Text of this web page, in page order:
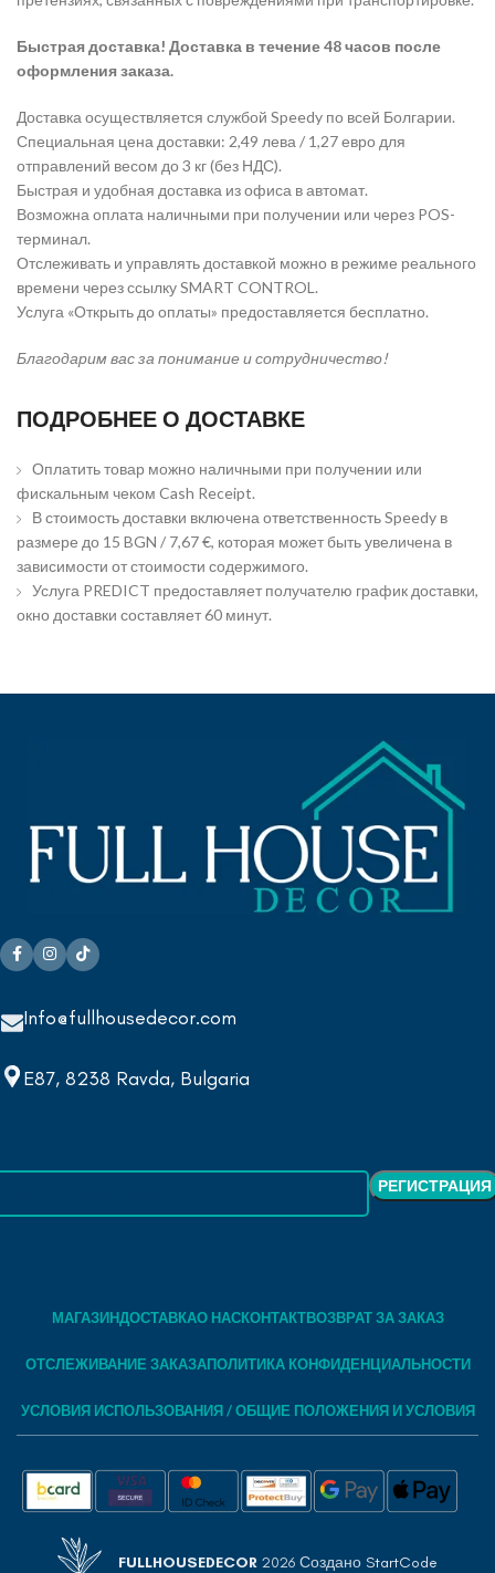
Быстрая доставка! Доставка в течение 48 часов после
оформления заказа.
Доставка осуществляется службой Speedy по всей Болгарии.
Специальная цена доставки: 2,49 лева / 1,27 евро для
отправлений весом до 3 кг (без НДС).
Быстрая и удобная доставка из офиса в автомат.
Возможна оплата наличными при получении или через POS-
терминал.
Отслеживать и управлять доставкой можно в режиме реального
времени через ссылку SMART CONTROL.
Услуга «Открыть до оплаты» предоставляется бесплатно.
Благодарим вас за понимание и сотрудничество!
ПОДРОБНЕЕ О ДОСТАВКЕ
Оплатить товар можно наличными при получении или
фискальным чеком Cash Receipt.
В стоимость доставки включена ответственность Speedy в
размере до 15 BGN / 7,67 €, которая может быть увеличена в
зависимости от стоимости содержимого.
Услуга PREDICT предоставляет получателю график доставки,
окно доставки составляет 60 минут.
Info@fullhousedecor.com
E87, 8238 Ravda, Bulgaria
МАГАЗИНДОСТАВКАО НАСКОНТАКТВОЗВРАТ ЗА ЗАКАЗ
ОТСЛЕЖИВАНИЕ ЗАКАЗАПОЛИТИКА КОНФИДЕНЦИАЛЬНОСТИ
УСЛОВИЯ ИСПОЛЬЗОВАНИЯ / ОБЩИЕ ПОЛОЖЕНИЯ И УСЛОВИЯ
FULLHOUSEDECOR 2026 Создано StartCode